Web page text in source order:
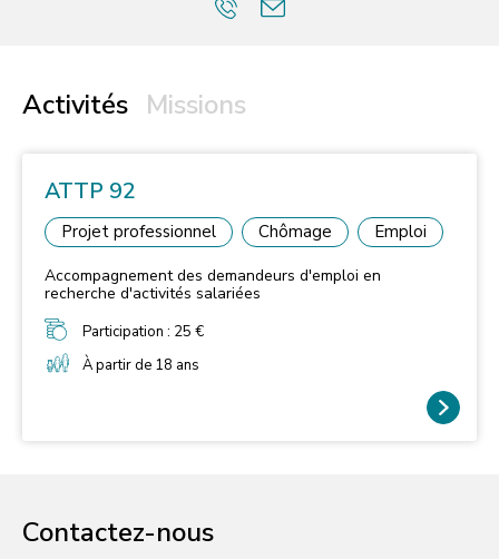
Activités Missions
ATTP 92
Projet professionnel Chômage Emploi
Accompagnement des demandeurs d'emploi en
recherche d'activités salariées
Participation : 25 €
À partir de 18 ans
Contactez-nous